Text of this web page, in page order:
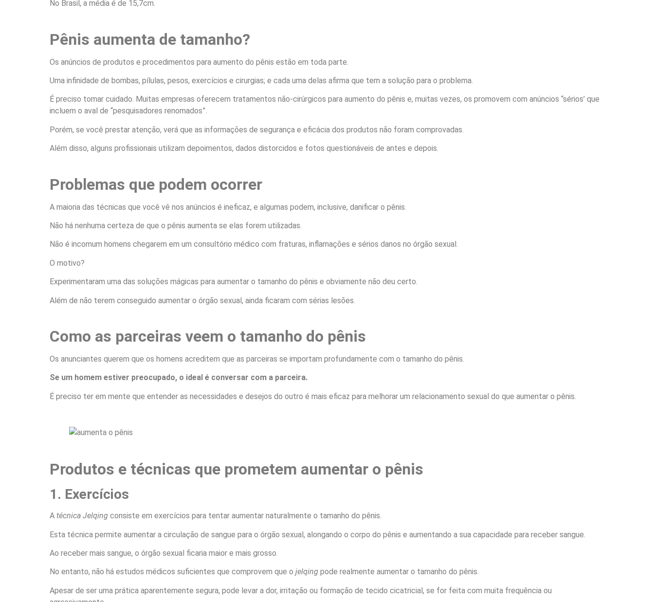
No Brasil, a média é de 15,7cm.
Pênis aumenta de tamanho?
Os anúncios de produtos e procedimentos para aumento do pênis estão em toda parte.
Uma infinidade de bombas, pílulas, pesos, exercícios e cirurgias; e cada uma delas afirma que tem a solução para o problema.
É preciso tomar cuidado. Muitas empresas oferecem tratamentos não-cirúrgicos para aumento do pênis e, muitas vezes, os promovem com anúncios “sérios’ que
incluem o aval de “pesquisadores renomados”.
Porém, se você prestar atenção, verá que as informações de segurança e eficácia dos produtos não foram comprovadas.
Além disso, alguns profissionais utilizam depoimentos, dados distorcidos e fotos questionáveis de antes e depois.
Problemas que podem ocorrer
A maioria das técnicas que você vê nos anúncios é ineficaz, e algumas podem, inclusive, danificar o pênis.
Não há nenhuma certeza de que o pênis aumenta se elas forem utilizadas.
Não é incomum homens chegarem em um consultório médico com fraturas, inflamações e sérios danos no órgão sexual.
O motivo?
Experimentaram uma das soluções mágicas para aumentar o tamanho do pênis e obviamente não deu certo.
Além de não terem conseguido aumentar o órgão sexual, ainda ficaram com sérias lesões.
Como as parceiras veem o tamanho do pênis
Os anunciantes querem que os homens acreditem que as parceiras se importam profundamente com o tamanho do pênis.
Se um homem estiver preocupado, o ideal é conversar com a parceira.
É preciso ter em mente que entender as necessidades e desejos do outro é mais eficaz para melhorar um relacionamento sexual do que aumentar o pênis.
Produtos e técnicas que prometem aumentar o pênis
1. Exercícios
A técnica Jelqing consiste em exercícios para tentar aumentar naturalmente o tamanho do pênis.
Esta técnica permite aumentar a circulação de sangue para o órgão sexual, alongando o corpo do pênis e aumentando a sua capacidade para receber sangue.
Ao receber mais sangue, o órgão sexual ficaria maior e mais grosso.
No entanto, não há estudos médicos suficientes que comprovem que o jelqing pode realmente aumentar o tamanho do pênis.
Apesar de ser uma prática aparentemente segura, pode levar a dor, irritação ou formação de tecido cicatricial, se for feita com muita frequência ou